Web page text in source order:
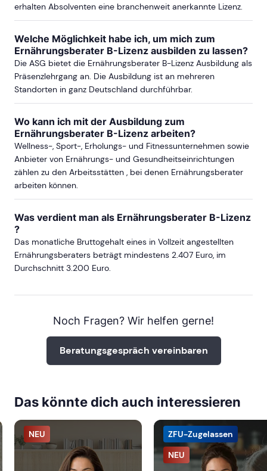
HAMBURG
ab Sa, 24. Oktober 2026
ab Sa, 3. April 2027
mehr Termine in Hamburg anzeigen
HANNOVER
ab Sa, 17. Oktober 2026
KÖLN
MÜNCHEN
ab Sa, 28. November 2026
erhalten Absolventen eine branchenweit anerkannte Lizenz.
Welche Möglichkeit habe ich, um mich zum
Ernährungsberater B-Lizenz ausbilden zu lassen?
Die ASG bietet die Ernährungsberater B-Lizenz Ausbildung als
Präsenzlehrgang an. Die Ausbildung ist an mehreren
Standorten in ganz Deutschland durchführbar.
Wo kann ich mit der Ausbildung zum
Ernährungsberater B-Lizenz arbeiten?
Wellness-, Sport-, Erholungs- und Fitnessunternehmen sowie
Anbieter von Ernährungs- und Gesundheitseinrichtungen
zählen zu den Arbeitsstätten , bei denen Ernährungsberater
arbeiten können.
Was verdient man als Ernährungsberater B-Lizenz
?
Das monatliche Bruttogehalt eines in Vollzeit angestellten
Ernährungsberaters beträgt mindestens 2.407 Euro, im
Durchschnitt 3.200 Euro.
Noch Fragen? Wir helfen gerne!
Beratungsgespräch vereinbaren
Das könnte dich auch interessieren
NEU
NEU
ZFU-Zugelassen